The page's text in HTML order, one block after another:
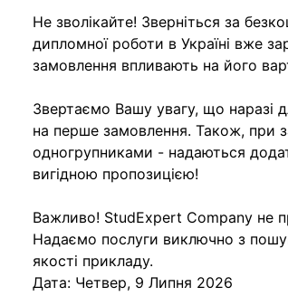
Не зволікайте! Зверніться за
дипломної роботи в Україні вже
замовлення впливають на його
Звертаємо Вашу увагу, що наразі
на перше замовлення. Також, при
одногрупниками - надаються
вигідною пропозицією!
Важливо! StudExpert Company не
Надаємо послуги виключно з
якості прикладу.
Дата: Четвер, 9 Липня 2026